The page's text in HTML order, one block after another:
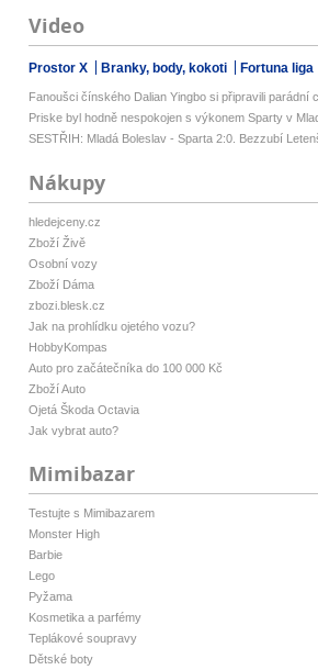
Video
Prostor X Branky, body, kokoti Fortuna liga
Fanoušci čínského Dalian Yingbo si připravili parádní
Priske byl hodně nespokojen s výkonem Sparty v
SESTŘIH: Mladá Boleslav - Sparta 2:0. Bezzubí
Nákupy
hledejceny.cz
Zboží Živě
Osobní vozy
Zboží Dáma
zbozi.blesk.cz
Jak na prohlídku ojetého vozu?
HobbyKompas
Auto pro začátečníka do 100 000 Kč
Zboží Auto
Ojetá Škoda Octavia
Jak vybrat auto?
Mimibazar
Testujte s Mimibazarem
Monster High
Barbie
Lego
Pyžama
Kosmetika a parfémy
Teplákové soupravy
Dětské boty